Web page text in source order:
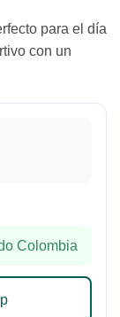
para el día
con un
Colombia